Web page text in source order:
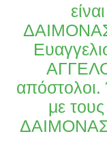
με
ΔΑΙΜΟΝΑΣ: